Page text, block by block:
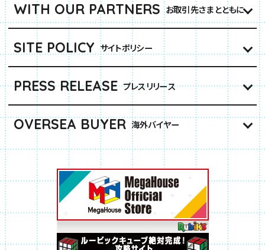
WITH OUR PARTNERS お取引先さまとともに
SITE POLICY サイトポリシー
PRESS RELEASE プレスリリース
OVERSEA BUYER 海外バイヤー